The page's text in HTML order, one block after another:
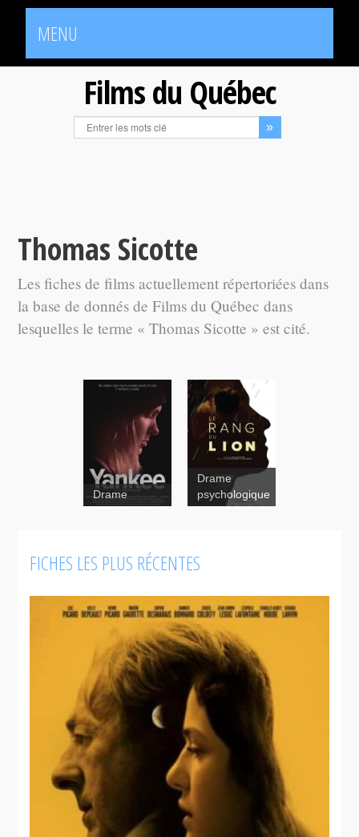
MENU
Films du Québec
Thomas Sicotte
Les fiches de films actuellement répertoriées dans
la base de donnés de Films du Québec dans
lesquelles le terme « Thomas Sicotte » est cité.
Drame
Drame
psychologique
FICHES LES PLUS RÉCENTES